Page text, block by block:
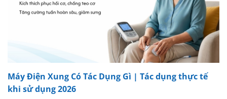
Máy Điện Xung Có Tác Dụng Gì | Tác dụng thực tế
khi sử dụng 2026